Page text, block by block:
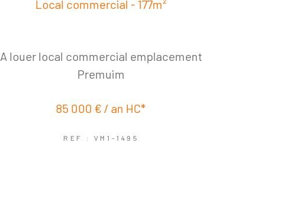
Local commercial - 177m²
A louer local commercial emplacement
Premuim
85 000 € / an HC*
REF : VM1-1495